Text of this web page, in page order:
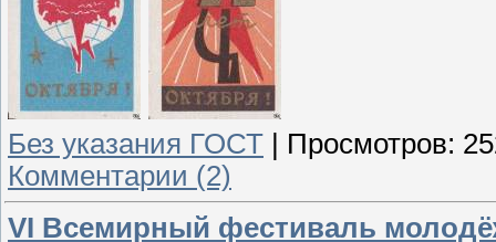
Без указания ГОСТ | Просмотров:
Комментарии (2)
VI Всемирный фестиваль